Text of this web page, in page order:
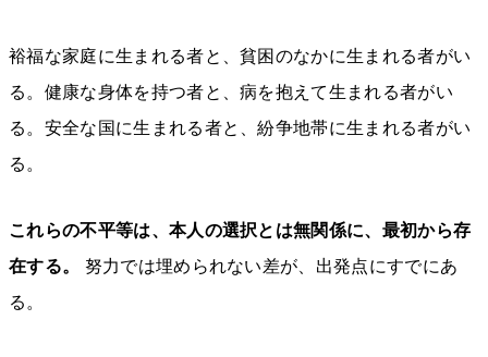
裕福な家庭に生まれる者と、貧困のなかに生まれる者がい
る。健康な身体を持つ者と、病を抱えて生まれる者がい
る。安全な国に生まれる者と、紛争地帯に生まれる者がい
る。
これらの不平等は、本人の選択とは無関係に、最初から存
在する。
努力では埋められない差が、出発点にすでにあ
る。